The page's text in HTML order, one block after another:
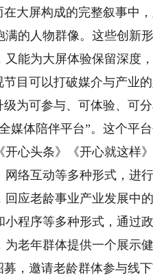
在大屏构成的完整叙事中
的人物群像。这些创新
能为大屏体验保留深度
可以打破媒介与产业的
为可参与、可体验、可
媒体陪伴平台”。这个平
心头条》《开心就这样
络互动等多种形式，进
应老龄事业产业发展中
程序等多种形式，通过
老年群体提供一个展示
，邀请老龄群体参与线